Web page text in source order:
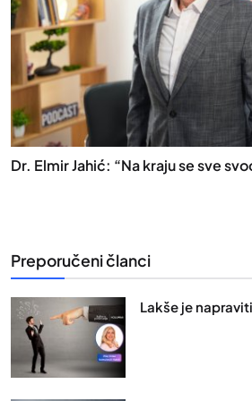
Dr. Elmir Jahić: “Na kraju se sve
Preporučeni članci
Lakše je